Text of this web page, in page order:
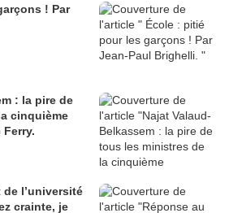
! Par
: la pire de
cinquième
l’université
crainte, je